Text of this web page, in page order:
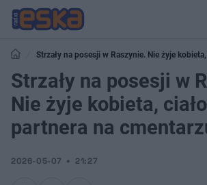
Strzały na posesji w Raszynie. Nie żyje
cmentarzu!
Strzały na posesji w
Nie żyje kobieta,
partnera na
2026-05-07 21:27